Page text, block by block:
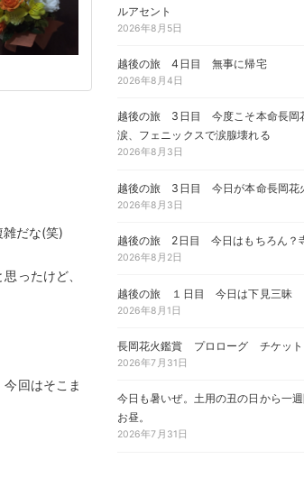
だな(笑)
ったけど、
回はそこま
ルアセント
2026年8月5日
越後の旅 4日目 無事に帰宅
2026年8月4日
越後の旅 3日目 今度こそ本命長
涙、フェニックスで涙腺壊れる
2026年8月3日
越後の旅 3日目 今日が本命長岡花
2026年8月3日
越後の旅 2日目 今日はもちろん？
2026年8月2日
越後の旅 １日目 今日は下見三昧
2026年8月1日
長岡花火鑑賞 プロローグ チケット
2026年7月31日
今日も暑いぜ。土用の丑の日から一
お昼。
2026年7月31日